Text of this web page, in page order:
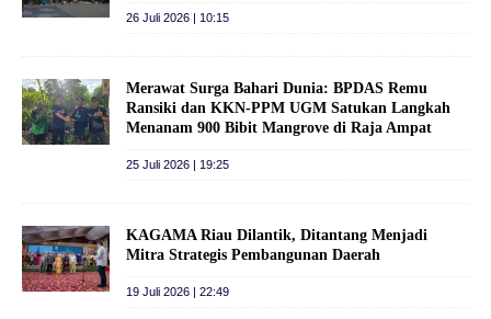
26 Juli 2026 | 10:15
Merawat Surga Bahari Dunia: BPDAS Remu
Ransiki dan KKN-PPM UGM Satukan Langkah
Menanam 900 Bibit Mangrove di Raja Ampat
25 Juli 2026 | 19:25
KAGAMA Riau Dilantik, Ditantang Menjadi
Mitra Strategis Pembangunan Daerah
19 Juli 2026 | 22:49